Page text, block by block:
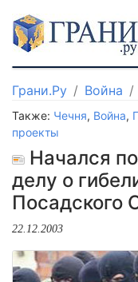
Грани.Ру Война
Также: Чечня, Война,
проекты
Начался
делу о
Посадского
22.12.2003